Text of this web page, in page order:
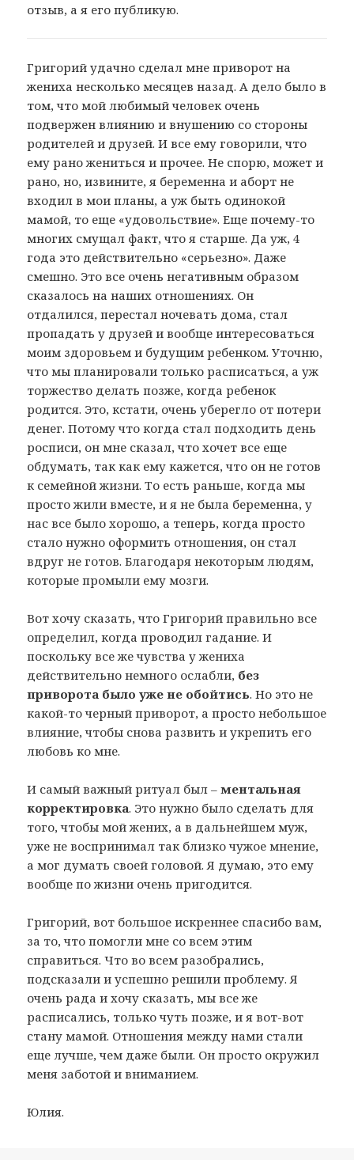
отзыв, а я его публикую.
Григорий удачно сделал мне приворот на
жениха несколько месяцев назад. А дело было в
том, что мой любимый человек очень
подвержен влиянию и внушению со стороны
родителей и друзей. И все ему говорили, что
ему рано жениться и прочее. Не спорю, может и
рано, но, извините, я беременна и аборт не
входил в мои планы, а уж быть одинокой
мамой, то еще «удовольствие». Еще почему-то
многих смущал факт, что я старше. Да уж, 4
года это действительно «серьезно». Даже
смешно. Это все очень негативным образом
сказалось на наших отношениях. Он
отдалился, перестал ночевать дома, стал
пропадать у друзей и вообще интересоваться
моим здоровьем и будущим ребенком. Уточню,
что мы планировали только расписаться, а уж
торжество делать позже, когда ребенок
родится. Это, кстати, очень уберегло от потери
денег. Потому что когда стал подходить день
росписи, он мне сказал, что хочет все еще
обдумать, так как ему кажется, что он не готов
к семейной жизни. То есть раньше, когда мы
просто жили вместе, и я не была беременна, у
нас все было хорошо, а теперь, когда просто
стало нужно оформить отношения, он стал
вдруг не готов. Благодаря некоторым людям,
которые промыли ему мозги.
Вот хочу сказать, что Григорий правильно все
определил, когда проводил гадание. И
поскольку все же чувства у жениха
действительно немного ослабли, без
приворота было уже не обойтись. Но это не
какой-то черный приворот, а просто небольшое
влияние, чтобы снова развить и укрепить его
любовь ко мне.
И самый важный ритуал был –ментальная
корректировка. Это нужно было сделать для
того, чтобы мой жених, а в дальнейшем муж,
уже не воспринимал так близко чужое мнение,
а мог думать своей головой. Я думаю, это ему
вообще по жизни очень пригодится.
Григорий, вот большое искреннее спасибо вам,
за то, что помогли мне со всем этим
справиться. Что во всем разобрались,
подсказали и успешно решили проблему. Я
очень рада и хочу сказать, мы все же
расписались, только чуть позже, и я вот-вот
стану мамой. Отношения между нами стали
еще лучше, чем даже были. Он просто окружил
меня заботой и вниманием.
Юлия.